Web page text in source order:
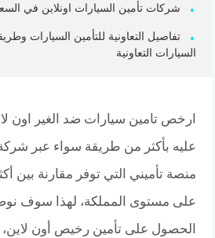
شركات تأمين السيارات اونلاين في
تفاصيل التعاونية للتأمين السيارات
السيارات التعاونية
ارخص تامين سيارات ضد الغير اون
عليه بأكثر من طريقة سواء عبر شركة
على مستوى المملكة، لهذا سوف
الحصول على تأمين رخيص أون